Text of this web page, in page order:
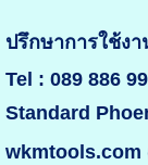
ปรึกษาการใช้ง
Tel : 089 886
Standard
wkmtools.com